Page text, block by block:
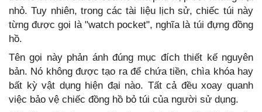
nhỏ. Tuy nhiên, trong các tài liệu lịch sử, chiếc túi này
từng được gọi là "watch pocket", nghĩa là túi đựng đồng
hồ.
Tên gọi này phản ánh đúng mục đích thiết kế nguyên
bản. Nó không được tạo ra để chứa tiền, chìa khóa hay
bất kỳ vật dụng hiện đại nào. Tất cả đều xoay quanh
việc bảo vệ chiếc đồng hồ bỏ túi của người sử dụng.